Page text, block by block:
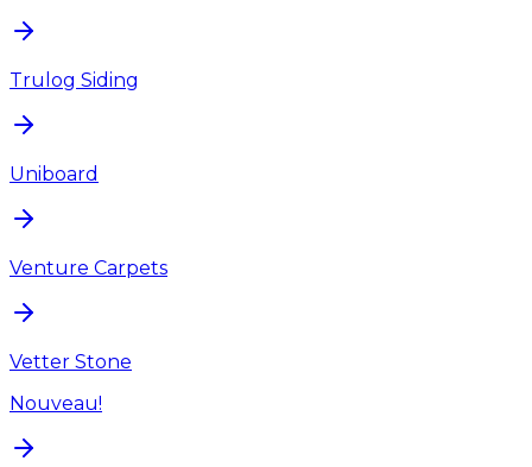
Trulog Siding
Uniboard
Venture Carpets
Vetter Stone
Nouveau!